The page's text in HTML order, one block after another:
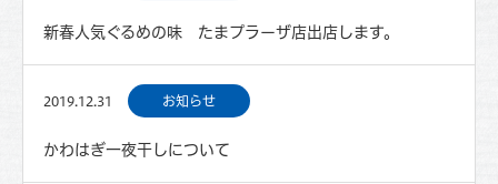
新春人気ぐるめの味 たまプラーザ店出店します。
2019.12.31 お知らせ
かわはぎ一夜干しについて